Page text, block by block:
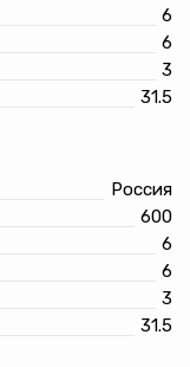
6
6
3
31.5
Россия
600
6
6
3
31.5